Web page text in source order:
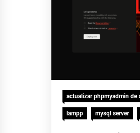
actualizar phpmyadmin de
lampp mysql server